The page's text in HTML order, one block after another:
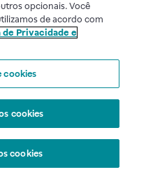
opcionais. Você
de acordo com
de Privacidade e
cookies
cookies
cookies